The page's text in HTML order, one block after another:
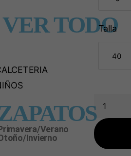
VER TODO
Verano
Invierno
Talla
40